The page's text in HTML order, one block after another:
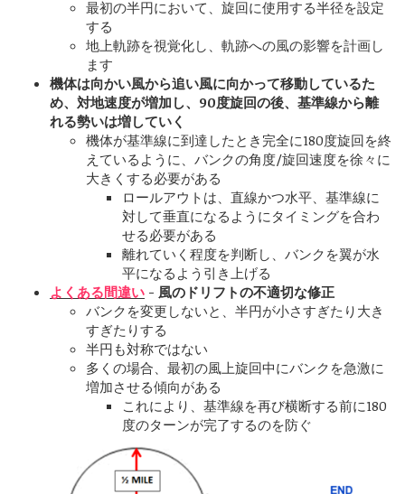
最初の半円において、旋回に使用する半径を設定
する
地上軌跡を視覚化し、軌跡への風の影響を計画し
ます
機体は向かい風から追い風に向かって移動しているた
め、対地速度が増加し、90度旋回の後、基準線から離
れる勢いは増していく
機体が基準線に到達したとき完全に180度旋回を終
えているように、バンクの角度/旋回速度を徐々に
大きくする必要がある
ロールアウトは、直線かつ水平、基準線に
対して垂直になるようにタイミングを合わ
せる必要がある
離れていく程度を判断し、バンクを翼が水
平になるよう引き上げる
よくある間違い - 風のドリフトの不適切な修正
バンクを変更しないと、半円が小さすぎたり大き
すぎたりする
半円も対称ではない
多くの場合、最初の風上旋回中にバンクを急激に
増加させる傾向がある
これにより、基準線を再び横断する前に180
度のターンが完了するのを防ぐ